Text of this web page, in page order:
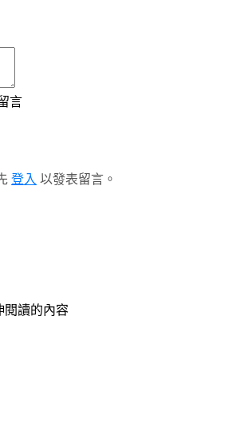
言
登入 以發表留言。
閱讀的內容